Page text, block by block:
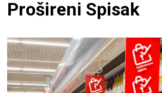
Prošireni Spisak